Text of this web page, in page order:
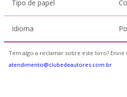
Tipo de papel
Idioma
Tem algo a reclamar sobre este livro? Envie
atendimento@clubedeautores.com.br